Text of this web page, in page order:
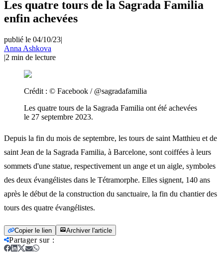
Les quatre tours de la Sagrada Familia
enfin achevées
publié le 04/10/23|
Anna Ashkova
|2 min de lecture
Crédit : © Facebook / @sagradafamilia
Les quatre tours de la Sagrada Familia ont été achevées
le 27 septembre 2023.
Depuis la fin du mois de septembre, les tours de saint Matthieu et de
saint Jean de la Sagrada Familia, à Barcelone, sont coiffées à leurs
sommets d'une statue, respectivement un ange et un aigle, symboles
des deux évangélistes dans le Tétramorphe. Elles signent, 140 ans
après le début de la construction du sanctuaire, la fin du chantier des
tours des quatre évangélistes.
Copier le lien Archiver l'article
Partager sur: